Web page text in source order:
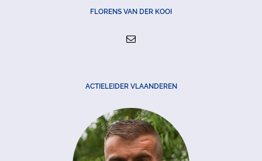
FLORENS VAN DER KOOI
ACTIELEIDER VLAANDEREN